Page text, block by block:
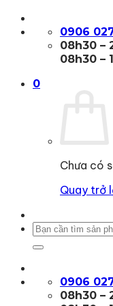
qua
0906
08h30 –
08h30 –
0
Chưa có
Quay trở
Tìm
0906
08h30 –